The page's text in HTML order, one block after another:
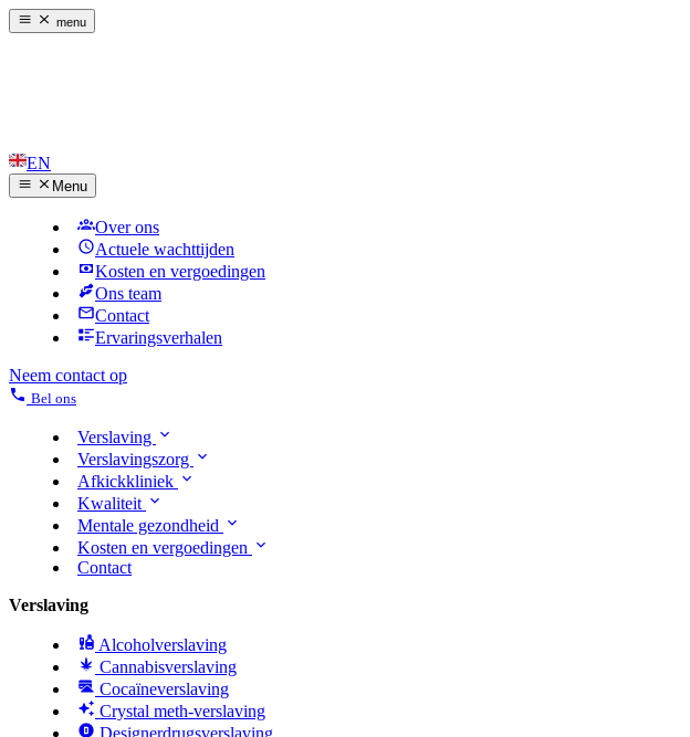
menu
EN
Menu
Over ons
Actuele wachttijden
Kosten en vergoedingen
Ons team
Contact
Ervaringsverhalen
Neem contact op
Bel ons
Verslaving
Verslavingszorg
Afkickkliniek
Kwaliteit
Mentale gezondheid
Kosten en vergoedingen
Contact
Verslaving
Alcoholverslaving
Cannabisverslaving
Cocaïneverslaving
Crystal meth-verslaving